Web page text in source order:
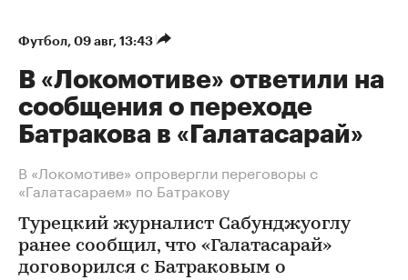
Футбол⁠, 09 авг, 13:43
В «Локомотиве» ответили на
сообщения о переходе
Батракова в «Галатасарай»
В «Локомотиве» опровергли переговоры с
«Галатасараем» по Батракову
Турецкий журналист Сабунджуоглу
ранее сообщил, что «Галатасарай»
договорился с Батраковым о